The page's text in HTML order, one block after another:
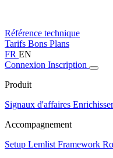
Référence technique
Tarifs Bons Plans
FR EN
Connexion Inscription
Produit
Signaux d'affaires
Accompagnement
Setup Lemlist Framework